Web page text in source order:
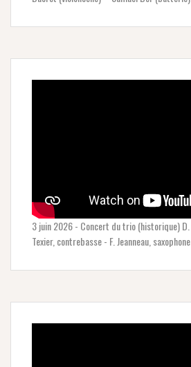
3 juin 2026 - Concert du trio (historique)
Texier, contrebasse - F. Jeanneau, saxophone.